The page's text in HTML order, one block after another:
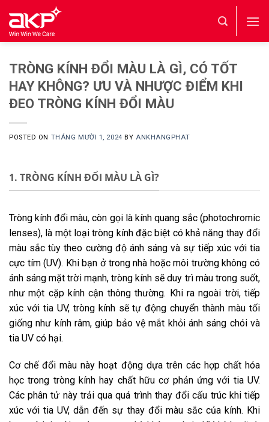
content
TRÒNG KÍNH ĐỔI MÀU LÀ GÌ, CÓ TỐT
HAY KHÔNG? ƯU VÀ NHƯỢC ĐIỂM KHI
ĐEO TRÒNG KÍNH ĐỔI MÀU
POSTED ON THÁNG MƯỜI 1, 2024 BY ANKHANGPHAT
1. TRÒNG KÍNH ĐỔI MÀU LÀ GÌ?
Tròng kính đổi màu, còn gọi là kính quang sắc (photochromic
lenses), là một loại tròng kính đặc biệt có khả năng thay đổi
màu sắc tùy theo cường độ ánh sáng và sự tiếp xúc với tia
cực tím (UV). Khi bạn ở trong nhà hoặc môi trường không có
ánh sáng mặt trời mạnh, tròng kính sẽ duy trì màu trong suốt,
như một cặp kính cận thông thường. Khi ra ngoài trời, tiếp
xúc với tia UV, tròng kính sẽ tự động chuyển thành màu tối
giống như kính râm, giúp bảo vệ mắt khỏi ánh sáng chói và
tia UV có hại.
Cơ chế đổi màu này hoạt động dựa trên các hợp chất hóa
học trong tròng kính hay chất hữu cơ phản ứng với tia UV.
Các phân tử này trải qua quá trình thay đổi cấu trúc khi tiếp
xúc với tia UV, dẫn đến sự thay đổi màu sắc của kính. Khi